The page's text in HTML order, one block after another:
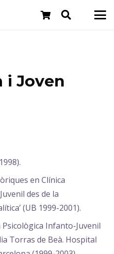
i Joven
en Clínica
des de la
(UB 1999-2001).
Infanto-Juvenil
Torras de Beà. Hospital